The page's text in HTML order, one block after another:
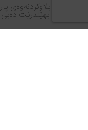
© مافی بڵاوکردنەوەی
بهێندرێت دەبی